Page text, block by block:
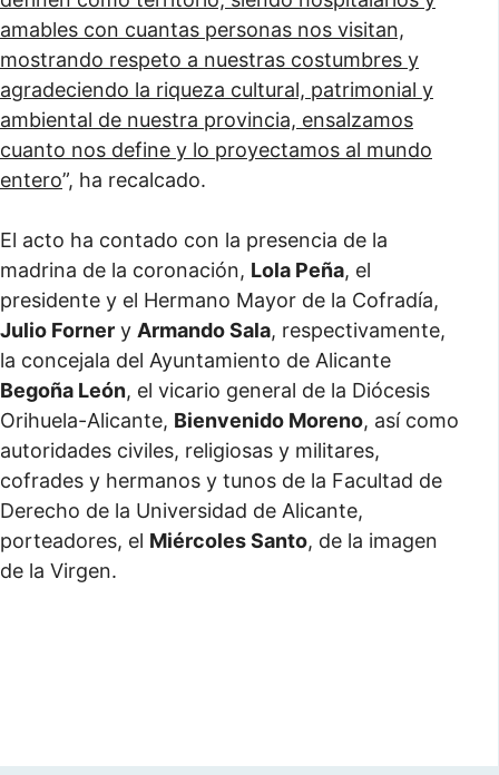
amables con cuantas personas nos visitan,
mostrando respeto a nuestras costumbres y
agradeciendo la riqueza cultural, patrimonial y
ambiental de nuestra provincia, ensalzamos
cuanto nos define y lo proyectamos al mundo
entero”, ha recalcado.
El acto ha contado con la presencia de la
madrina de la coronación, Lola Peña, el
presidente y el Hermano Mayor de la Cofradía,
Julio Forner y Armando Sala, respectivamente,
la concejala del Ayuntamiento de Alicante
Begoña León, el vicario general de la Diócesis
Orihuela-Alicante, Bienvenido Moreno, así como
autoridades civiles, religiosas y militares,
cofrades y hermanos y tunos de la Facultad de
Derecho de la Universidad de Alicante,
porteadores, el Miércoles Santo, de la imagen
de la Virgen.